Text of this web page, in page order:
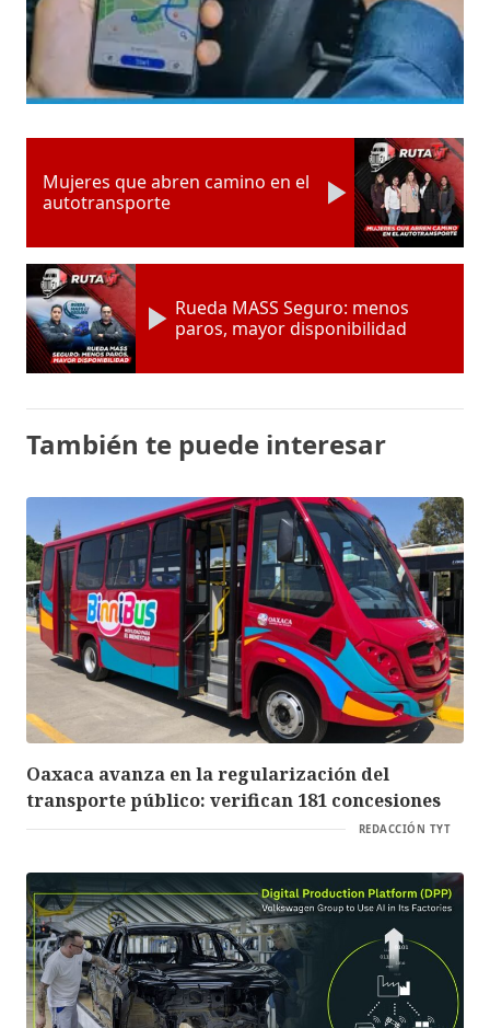
Mujeres que abren camino en el
autotransporte
Rueda MASS Seguro: menos
paros, mayor disponibilidad
También te puede interesar
Oaxaca avanza en la regularización del
transporte público: verifican 181 concesiones
REDACCIÓN TYT